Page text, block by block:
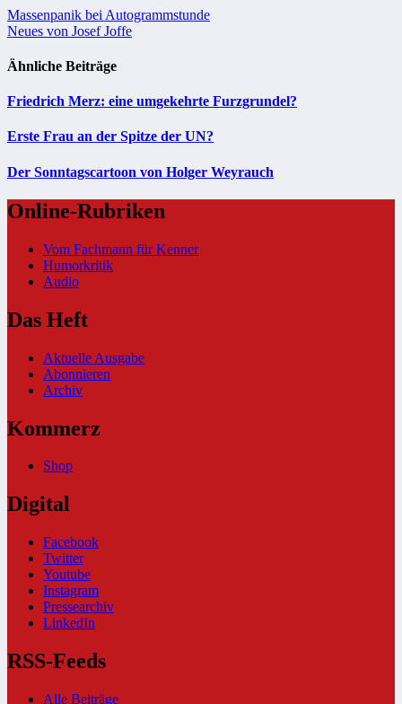
Beitragsnavigation
Massenpanik bei Autogrammstunde
Neues von Josef Joffe
Ähnliche Beiträge
Friedrich Merz: eine umgekehrte Furzgrundel?
Erste Frau an der Spitze der UN?
Der Sonntagscartoon von Holger Weyrauch
Online-Rubriken
Vom Fachmann für Kenner
Humorkritik
Audio
Das Heft
Aktuelle Ausgabe
Abonnieren
Archiv
Kommerz
Shop
Digital
Facebook
Twitter
Youtube
Instagram
Pressearchiv
LinkedIn
RSS-Feeds
Alle Beiträge